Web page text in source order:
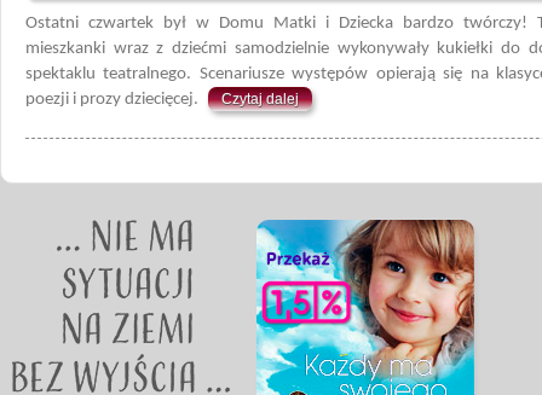
Ostatni czwartek był w Domu Matki i Dziecka bardzo twórczy!
mieszkanki wraz z dziećmi samodzielnie wykonywały kukiełki do
spektaklu teatralnego. Scenariusze występów opierają się na
poezji i prozy dziecięcej.
Czytaj dalej